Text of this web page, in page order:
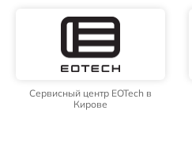
Сервисный центр EOTech в
Кирове